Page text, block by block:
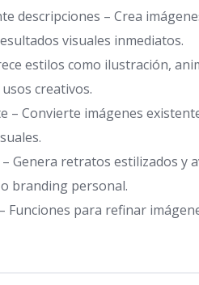
descripciones – Crea
visuales inmediatos.
estilos como ilustración,
creativos.
Convierte imágenes
Genera retratos estilizados y
branding personal.
para refinar